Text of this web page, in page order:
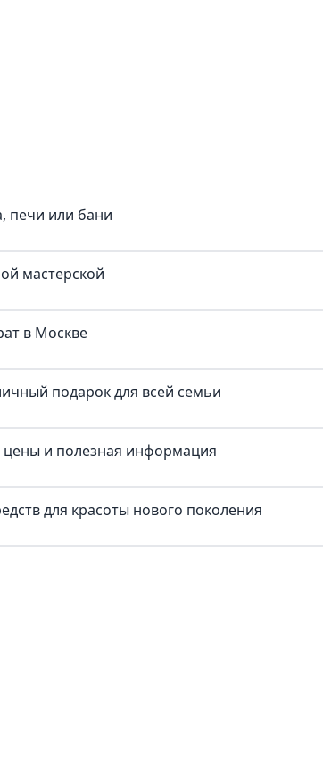
печи или бани
мастерской
в Москве
подарок для всей семьи
и полезная информация
для красоты нового поколения